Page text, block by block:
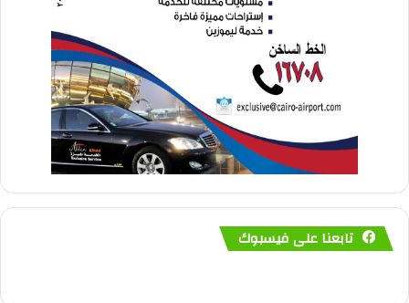
تابعنا على فيسبوك